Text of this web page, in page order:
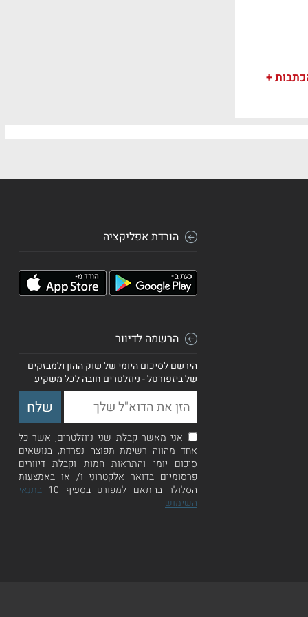
+
הורדת אפליקציה
הרשמה לדיוור
הירשם לסיכום היומי של שוק ההון ולמבזקים
של ביזפורטל - ניוזלטרים חובה לכל משקיע
אני מאשר קבלת שני ניוזלטרים, אשר כל
אחד מהווה רשימת תפוצה נפרדת, בנושאים
סיכום יומי והתראות חמות וקבלת דיוורים
פרסומיים בדואר אלקטרוני ו/ או באמצעות
הסלולר בהתאם למפורט בסעיף 10
בתנאי
השימוש